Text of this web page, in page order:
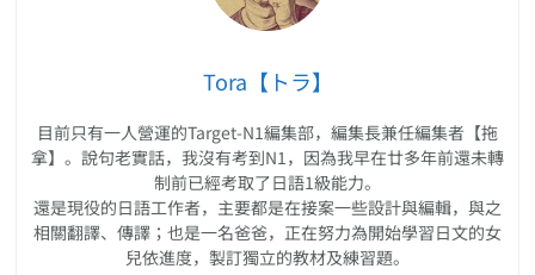
Tora【トラ】
目前只有一人營運的Target-N1編集部，編集長兼任編集者【拖
拿】。說句老實話，我沒有考到N1，因為我早在廿多年前還未轉
制前已經考取了日語1級能力。
還是現役的日語工作者，主要都是在接案一些設計與編輯，與之
相關翻譯、傳譯；也是一名爸爸，正在努力為開始學習日文的女
兒依進度，製訂獨立的教材及練習題。